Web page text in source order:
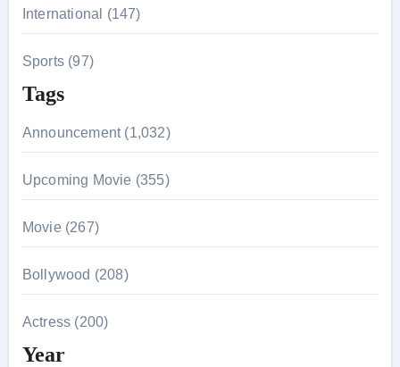
International (147)
Sports (97)
Tags
Announcement (1,032)
Upcoming Movie (355)
Movie (267)
Bollywood (208)
Actress (200)
Year